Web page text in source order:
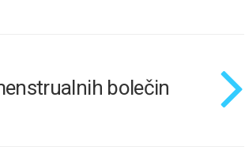
bolečin